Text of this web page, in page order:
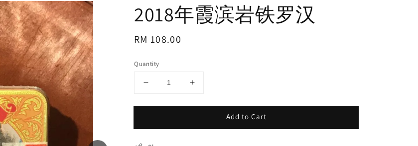
2018年霞滨岩铁罗汉
Regular
RM 108.00
Quantity
Add to Cart